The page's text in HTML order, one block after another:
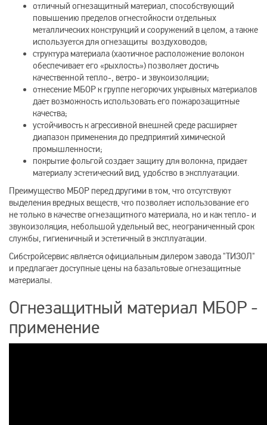
отличный огнезащитный материал, способствующий
повышению пределов огнестойкости отдельных
металлических конструкций и сооружений в целом, а также
используется для огнезащиты воздуховодов;
структура материала (хаотичное расположение волокон
обеспечивает его «рыхлость») позволяет достичь
качественной тепло-, ветро- и звукоизоляции;
отнесение МБОР к группе негорючих укрывных материалов
дает возможность использовать его пожарозащитные
качества;
устойчивость к агрессивной внешней среде расширяет
диапазон применения до предприятий химической
промышленности;
покрытие фольгой создает защиту для волокна, придает
материалу эстетический вид, удобство в эксплуатации.
Преимущество МБОР перед другими в том, что отсутствуют
выделения вредных веществ, что позволяет использование его
не только в качестве огнезащитного материала, но и как тепло- и
звукоизоляция, небольшой удельный вес, неограниченный срок
службы, гигиеничный и эстетичный в эксплуатации.
Сибстройсервис является официальным дилером завода "ТИЗОЛ"
и предлагает доступные цены на базальтовые огнезащитные
материалы.
Огнезащитный материал МБОР -
применение